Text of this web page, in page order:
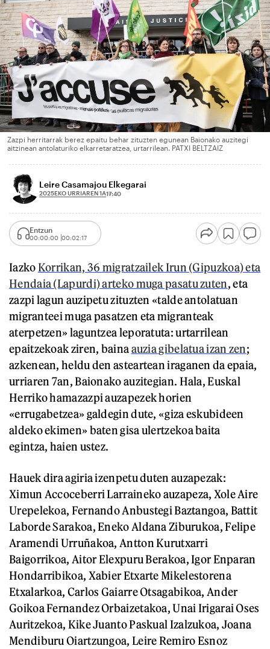
Zazpi herritarrak berez epaitu behar zituzten egunean Baionako auzitegi
aitzinean antolaturiko elkarretaratzea, urtarrilean. PATXI BELTZAIZ
Leire Casamajou Elkegarai
2025EKO URRIAREN 1A17:40
Entzun
00:00:00 00:02:17
IazkoKorrikan, 36 migratzailek Irun (Gipuzkoa) eta
Hendaia (Lapurdi) arteko muga pasatu zuten, eta
zazpi lagun auzipetu zituzten «talde antolatuan
migranteei muga pasatzen eta migranteak
aterpetzen» laguntzea leporatuta: urtarrilean
epaitzekoak ziren, bainaauzia gibelatua izan zen;
azkenean, heldu den asteartean iraganen da epaia,
urriaren 7an, Baionako auzitegian. Hala, Euskal
Herriko hamazazpi auzapezek horien
«errugabetzea» galdegin dute, «giza eskubideen
aldeko ekimen» baten gisa ulertzekoa baita
egintza, haien ustez.
Hauek dira agiria izenpetu duten auzapezak:
Ximun Accoceberri Larraineko auzapeza, Xole Aire
Urepelekoa, Fernando Anbustegi Baztangoa, Battit
Laborde Sarakoa, Eneko Aldana Ziburukoa, Felipe
Aramendi Urruñakoa, Antton Kurutxarri
Baigorrikoa, Aitor Elexpuru Berakoa, Igor Enparan
Hondarribikoa, Xabier Etxarte Mikelestorena
Etxalarkoa, Carlos Gaiarre Otsagabikoa, Ander
Goikoa Fernandez Orbaizetakoa, Unai Irigarai Oses
Auritzekoa, Kike Juanto Paskual Izalzukoa, Joana
Mendiburu Oiartzungoa, Leire Remiro Esnoz